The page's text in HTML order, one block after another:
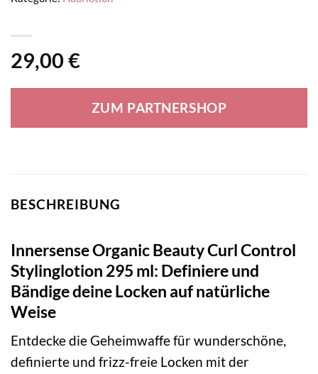
29,00 €
ZUM PARTNERSHOP
BESCHREIBUNG
Innersense Organic Beauty Curl Control
Stylinglotion 295 ml: Definiere und
Bändige deine Locken auf natürliche
Weise
Entdecke die Geheimwaffe für wunderschöne,
definierte und frizz-freie Locken mit der